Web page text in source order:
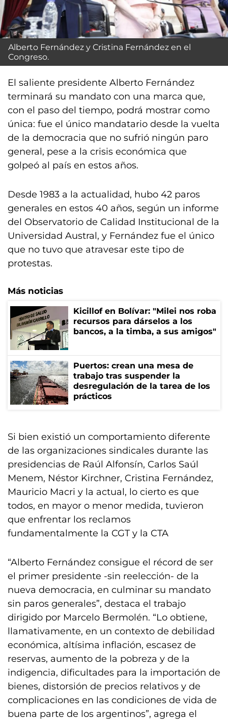
Alberto Fernández y Cristina Fernández en el
Congreso.
El saliente presidente Alberto Fernández
terminará su mandato con una marca que,
con el paso del tiempo, podrá mostrar como
única: fue el único mandatario desde la vuelta
de la democracia que no sufrió ningún paro
general, pese a la crisis económica que
golpeó al país en estos años.
Desde 1983 a la actualidad, hubo 42 paros
generales en estos 40 años, según un informe
del Observatorio de Calidad Institucional de la
Universidad Austral, y Fernández fue el único
que no tuvo que atravesar este tipo de
protestas.
Más noticias
Kicillof en Bolívar: "Milei nos roba
recursos para dárselos a los
bancos, a la timba, a sus amigos"
Puertos: crean una mesa de
trabajo tras suspender la
desregulación de la tarea de los
prácticos
Si bien existió un comportamiento diferente
de las organizaciones sindicales durante las
presidencias de Raúl Alfonsín, Carlos Saúl
Menem, Néstor Kirchner, Cristina Fernández,
Mauricio Macri y la actual, lo cierto es que
todos, en mayor o menor medida, tuvieron
que enfrentar los reclamos
fundamentalmente la CGT y la CTA
“Alberto Fernández consigue el récord de ser
el primer presidente -sin reelección- de la
nueva democracia, en culminar su mandato
sin paros generales”, destaca el trabajo
dirigido por Marcelo Bermolén. “Lo obtiene,
llamativamente, en un contexto de debilidad
económica, altísima inflación, escasez de
reservas, aumento de la pobreza y de la
indigencia, dificultades para la importación de
bienes, distorsión de precios relativos y de
complicaciones en las condiciones de vida de
buena parte de los argentinos”, agrega el